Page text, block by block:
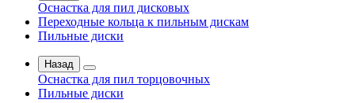
Оснастка для пил дисковых
Переходные кольца к пильным дискам
Пильные диски
Назад
Оснастка для пил торцовочных
Пильные диски